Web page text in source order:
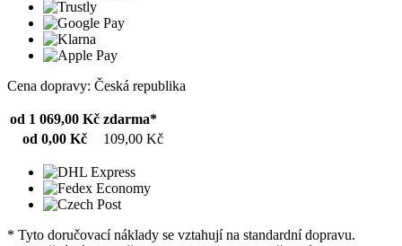
Cena dopravy: Česká republika
od 1 069,00 Kč zdarma*
od 0,00 Kč
109,00 Kč
* Tyto doručovací náklady se vztahují na standardní dopravu.